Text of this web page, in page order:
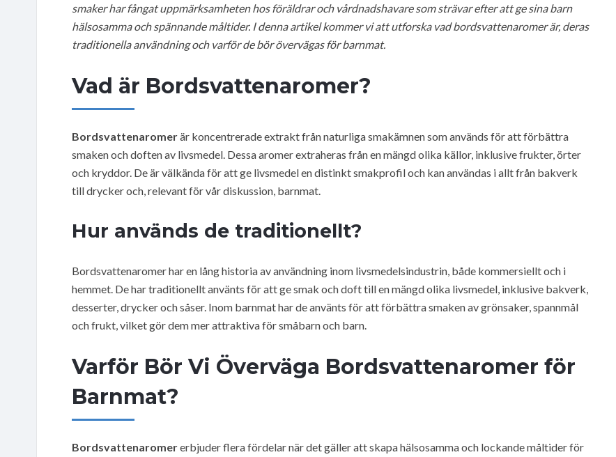
smaker har fångat uppmärksamheten hos föräldrar och vårdnadshavare som strävar efter att ge sina barn
hälsosamma och spännande måltider. I denna artikel kommer vi att utforska vad bordsvattenaromer är, deras
traditionella användning och varför de bör övervägas för barnmat.
Vad är Bordsvattenaromer?
Bordsvattenaromerär koncentrerade extrakt från naturliga smakämnen som används för att förbättra
smaken och doften av livsmedel. Dessa aromer extraheras från en mängd olika källor, inklusive frukter, örter
och kryddor. De är välkända för att ge livsmedel en distinkt smakprofil och kan användas i allt från bakverk
till drycker och, relevant för vår diskussion, barnmat.
Hur används de traditionellt?
Bordsvattenaromer har en lång historia av användning inom livsmedelsindustrin, både kommersiellt och i
hemmet. De har traditionellt använts för att ge smak och doft till en mängd olika livsmedel, inklusive bakverk,
desserter, drycker och såser. Inom barnmat har de använts för att förbättra smaken av grönsaker, spannmål
och frukt, vilket gör dem mer attraktiva för småbarn och barn.
Varför Bör Vi Överväga Bordsvattenaromer för
Barnmat?
Bordsvattenaromererbjuder flera fördelar när det gäller att skapa hälsosamma och lockande måltider för